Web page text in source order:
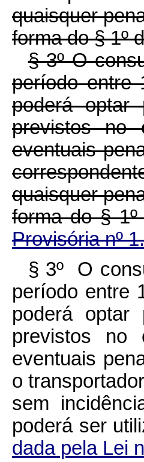
quaisquer
forma do § 1º
§ 3º O
período entre
poderá
previstos no
eventuais
quaisquer
forma do §
Provisória nº
§ 3º O
período entre
poderá
previstos no
eventuais
o
sem
poderá ser
dada pela Lei